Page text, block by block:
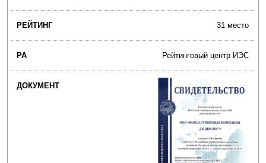
31 место
Рейтинговый центр ИЭС